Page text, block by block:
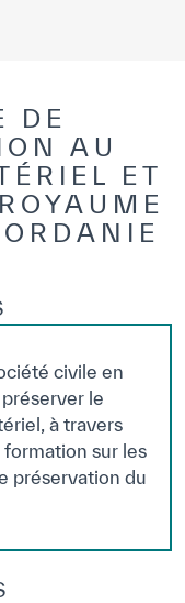
DE
AU
ET
civile en
préserver le
à travers
sur les
préservation du